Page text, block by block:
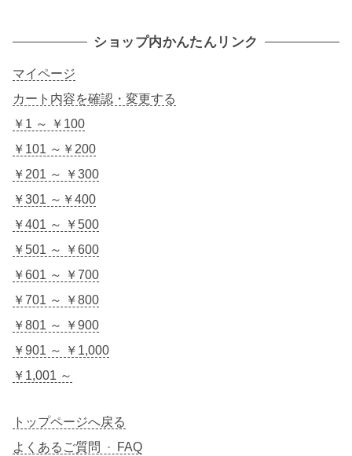
ショップ内かんたんリンク
マイページ
カート内容を確認・変更する
￥1 ～ ￥100
￥101 ～￥200
￥201 ～ ￥300
￥301 ～￥400
￥401 ～ ￥500
￥501 ～ ￥600
￥601 ～ ￥700
￥701 ～ ￥800
￥801 ～ ￥900
￥901 ～ ￥1,000
￥1,001 ～
トップページへ戻る
よくあるご質問 · FAQ